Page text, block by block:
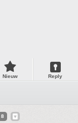
Nieuw Reply
8